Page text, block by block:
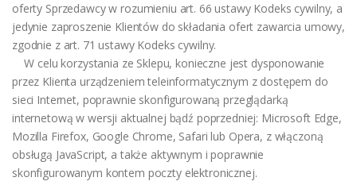
oferty Sprzedawcy w rozumieniu art. 66 ustawy Kodeks cywilny, a
jedynie zaproszenie Klientów do składania ofert zawarcia umowy,
zgodnie z art. 71 ustawy Kodeks cywilny.
W celu korzystania ze Sklepu, konieczne jest dysponowanie
przez Klienta urządzeniem teleinformatycznym z dostępem do
sieci Internet, poprawnie skonfigurowaną przeglądarką
internetową w wersji aktualnej bądź poprzedniej: Microsoft Edge,
Mozilla Firefox, Google Chrome, Safari lub Opera, z włączoną
obsługą JavaScript, a także aktywnym i poprawnie
skonfigurowanym kontem poczty elektronicznej.